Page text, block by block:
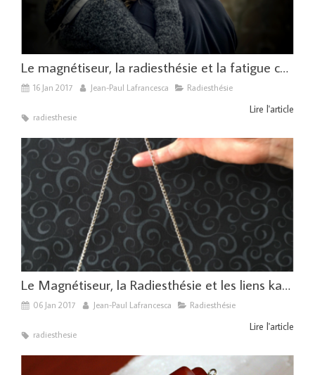
Le magnétiseur, la radiesthésie et la fatigue chronique
16 Jan 2017 Jean-Paul Lafrancesca Radiesthésie
Lire l'article
radiesthesie
Le Magnétiseur, la Radiesthésie et les liens karmiques
06 Jan 2017 Jean-Paul Lafrancesca Radiesthésie
Lire l'article
radiesthesie